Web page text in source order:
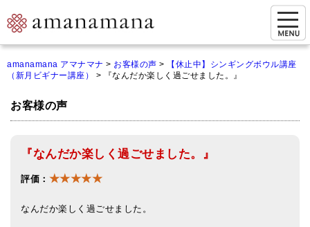
ご来店予約（実店舗）
amanamana アマナマナ > お客様の声 >
【休止中】シンギングボウル講座
（新月ビギナー講座）
> 『なんだか楽しく過ごせました。』
お客様の声
『なんだか楽しく過ごせました。』
評価： ★★★★★
なんだか楽しく過ごせました。